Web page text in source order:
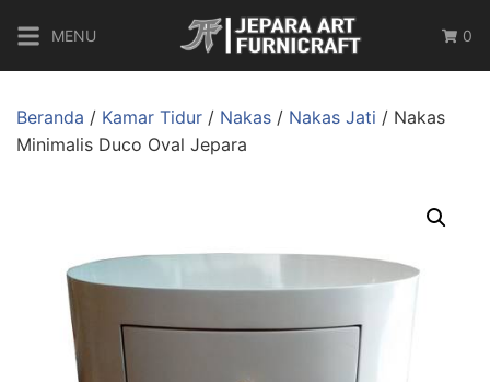
MENU 0
Beranda / Kamar Tidur / Nakas / Nakas Jati / Nakas
Minimalis Duco Oval Jepara